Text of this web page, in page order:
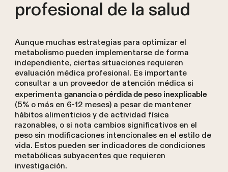
profesional de la salud
Aunque muchas estrategias para optimizar el
metabolismo pueden implementarse de forma
independiente, ciertas situaciones requieren
evaluación médica profesional. Es importante
consultar a un proveedor de atención médica si
experimenta ganancia o pérdida de peso inexplicable
(5% o más en 6-12 meses) a pesar de mantener
hábitos alimenticios y de actividad física
razonables, o si nota cambios significativos en el
peso sin modificaciones intencionales en el estilo de
vida. Estos pueden ser indicadores de condiciones
metabólicas subyacentes que requieren
investigación.